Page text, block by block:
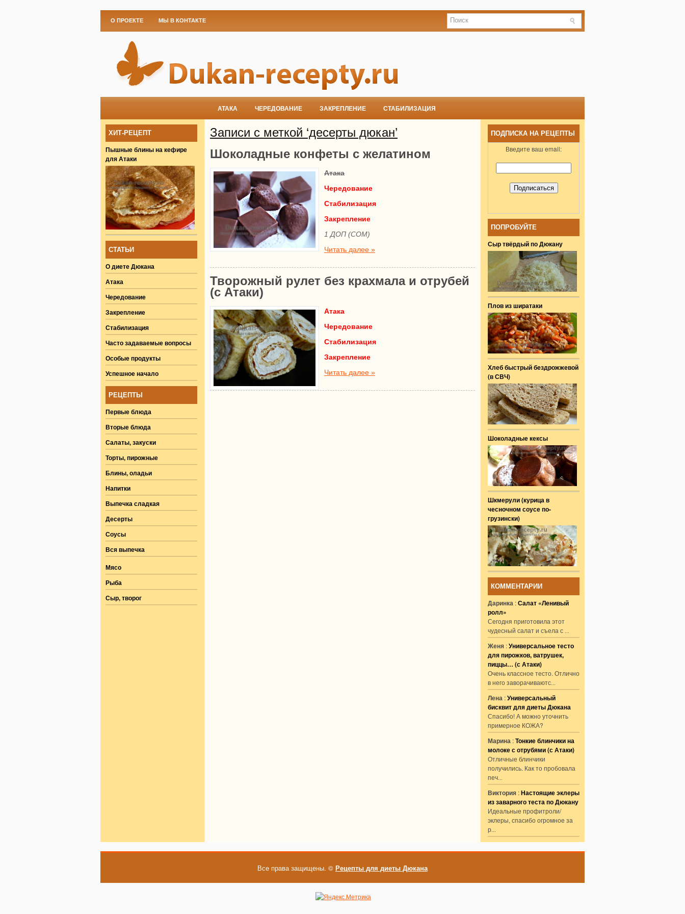
О ПРОЕКТЕ МЫ В КОНТАКТЕ
АТАКА ЧЕРЕДОВАНИЕ ЗАКРЕПЛЕНИЕ СТАБИЛИЗАЦИЯ
ХИТ-РЕЦЕПТ
Пышные блины на кефире
для Атаки
СТАТЬИ
О диете Дюкана
Атака
Чередование
Закрепление
Стабилизация
Часто задаваемые вопросы
Особые продукты
Успешное начало
РЕЦЕПТЫ
Первые блюда
Вторые блюда
Салаты, закуски
Торты, пирожные
Блины, оладьи
Напитки
Выпечка сладкая
Десерты
Соусы
Вся выпечка
Мясо
Рыба
Сыр, творог
Записи с меткой ‘десерты дюкан’
Шоколадные конфеты с желатином
Атака
Чередование
Стабилизация
Закрепление
1 ДОП (СОМ)
Читать далее »
Творожный рулет без крахмала и отрубей
(с Атаки)
Атака
Чередование
Стабилизация
Закрепление
Читать далее »
ПОДПИСКА НА РЕЦЕПТЫ
Введите ваш email:
ПОПРОБУЙТЕ
Сыр твёрдый по Дюкану
Плов из ширатаки
Хлеб быстрый бездрожжевой
(в СВЧ)
Шоколадные кексы
Шкмерули (курица в
чесночном соусе по-
грузински)
КОММЕНТАРИИ
Даринка :Салат «Ленивый
ролл»
Сегодня приготовила этот
чудесный салат и съела с ...
Женя :Универсальное тесто
для пирожков, ватрушек,
пиццы… (с Атаки)
Очень классное тесто. Отлично
в него заворачиваютс...
Лена :Универсальный
бисквит для диеты Дюкана
Спасибо! А можно уточнить
примерное КОЖА?
Марина :Тонкие блинчики на
молоке с отрубями (с Атаки)
Отличные блинчики
получились. Как то пробовала
печ...
Виктория :Настоящие эклеры
из заварного теста по Дюкану
Идеальные профитроли/
эклеры, спасибо огромное за
р...
Все права защищены. © Рецепты для диеты Дюкана